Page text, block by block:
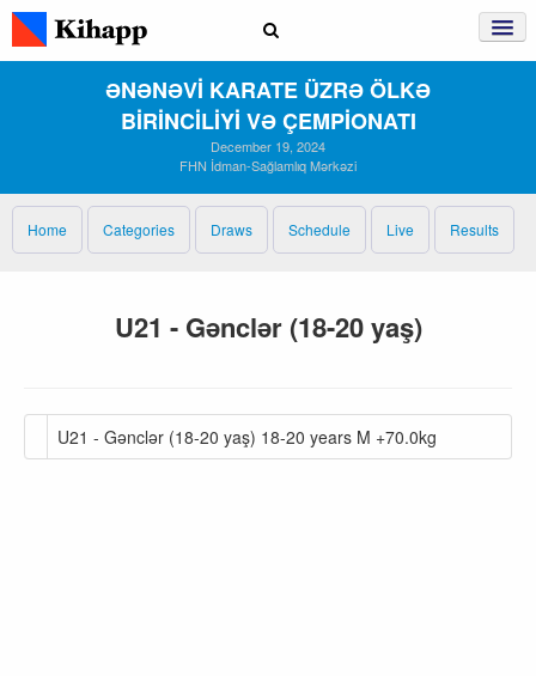
ƏNƏNƏVİ KARATE ÜZRƏ ÖLKƏ
BİRİNCİLİYİ VƏ ÇEMPİONATI
December 19, 2024
FHN İdman-Sağlamlıq Mərkəzi
Home Categories Draws Schedule Live Results
U21 - Gənclər (18-20 yaş)
U21 - Gənclər (18-20 yaş) 18-20 years M +70.0kg